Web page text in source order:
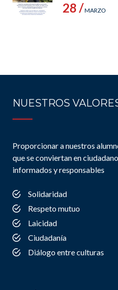
28 /MARZO
NUESTROS
Proporcionar a nuestros
que se conviertan en
informados y responsables
Solidaridad
Respeto mutuo
Laicidad
Ciudadanía
Diálogo entre culturas